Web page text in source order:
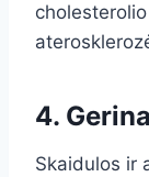
4.
Skaidulos ir